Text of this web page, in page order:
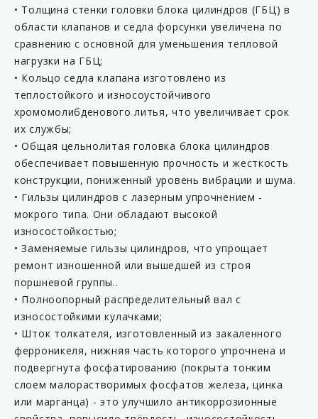
• Толщина стенки головки блока цилиндров (ГБЦ) в
области клапанов и седла форсунки увеличена по
сравнению с основной для уменьшения тепловой
нагрузки на ГБЦ;
• Кольцо седла клапана изготовлено из
теплостойкого и износоустойчивого
хромомолибденового литья, что увеличивает срок
их службы;
• Общая цельнолитая головка блока цилиндров
обеспечивает повышенную прочность и жесткость
конструкции, пониженный уровень вибрации и шума.
• Гильзы цилиндров с лазерным упрочнением -
мокрого типа. Они обладают высокой
износостойкостью;
• Заменяемые гильзы цилиндров, что упрощает
ремонт изношенной или вышедшей из строя
поршневой группы..
• Полноопорный распределительный вал с
износостойкими кулачками;
• Шток толкателя, изготовленный из закаленного
ферроникеля, нижняя часть которого упрочнена и
подвергнута фосфатированию (покрыта тонким
слоем малорастворимых фосфатов железа, цинка
или марганца) - это улучшило антикоррозионные